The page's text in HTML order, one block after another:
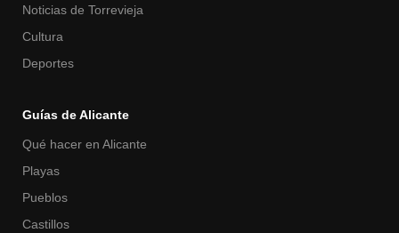
Noticias de Torrevieja
Cultura
Deportes
Guías de Alicante
Qué hacer en Alicante
Playas
Pueblos
Castillos